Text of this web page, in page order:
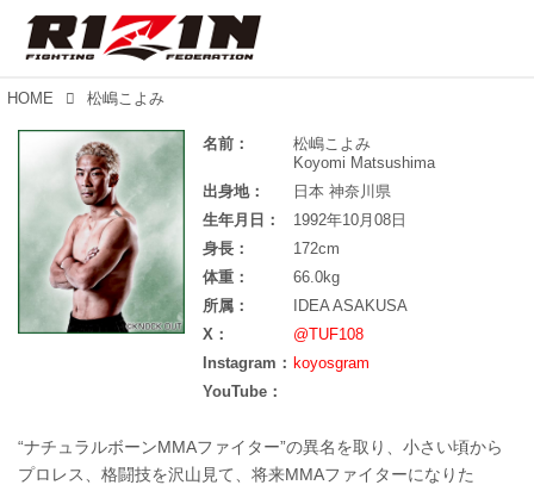
HOME 松嶋こよみ
名前：
松嶋こよみ
Koyomi Matsushima
出身地：
日本 神奈川県
生年月日：
1992年10月08日
身長：
172cm
体重：
66.0kg
所属：
IDEA ASAKUSA
X：
@TUF108
Instagram： koyosgram
YouTube：
“ナチュラルボーンMMAファイター”の異名を取り、小さい頃から
プロレス、格闘技を沢山見て、将来MMAファイターになりた